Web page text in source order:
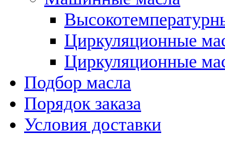
Циркуляционные
Циркуляционные
Подбор масла
Порядок заказа
Условия доставки